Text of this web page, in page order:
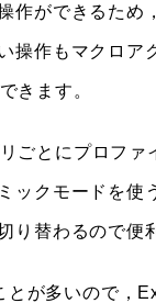
作ができるため
操作もマクロア
きます。
ごとにプロファ
ックモードを使
り替わるので便
とが多いので，